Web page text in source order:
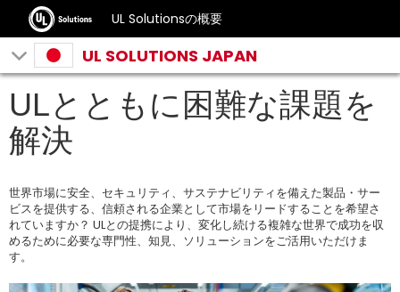
UL Solutionsの概要
UL SOLUTIONS JAPAN
ULとともに困難な課題を
解決
世界市場に安全、セキュリティ、サステナビリティを備えた製品・サー
ビスを提供する、信頼される企業として市場をリードすることを希望さ
れていますか？ ULとの提携により、変化し続ける複雑な世界で成功を収
めるために必要な専門性、知見、ソリューションをご活用いただけま
す。